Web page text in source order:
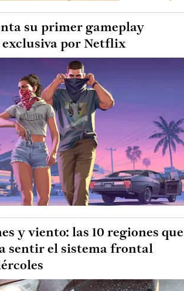
su primer gameplay
por Netflix
y viento: las 10 regiones que
sentir el sistema frontal